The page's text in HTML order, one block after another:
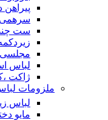
پیراهن
سرهمی
ست چند
مجلسی
لباس
ژاکت
ملزومات
لباس
مایو